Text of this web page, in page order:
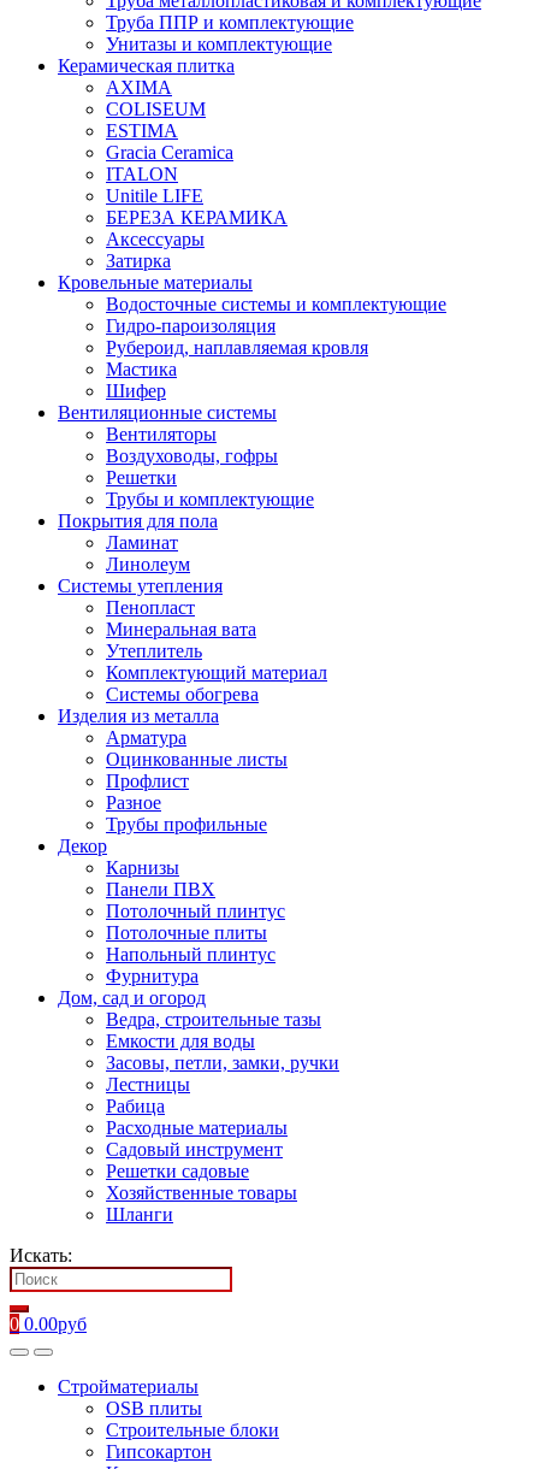
Труба ППР и комплектующие
Унитазы и комплектующие
Керамическая плитка
AXIMA
COLISEUM
ESTIMA
Gracia Ceramica
ITALON
Unitile LIFE
БЕРЕЗА КЕРАМИКА
Аксессуары
Затирка
Кровельные материалы
Водосточные системы и комплектующие
Гидро-пароизоляция
Рубероид, наплавляемая кровля
Мастика
Шифер
Вентиляционные системы
Вентиляторы
Воздуховоды, гофры
Решетки
Трубы и комплектующие
Покрытия для пола
Ламинат
Линолеум
Системы утепления
Пенопласт
Минеральная вата
Утеплитель
Комплектующий материал
Системы обогрева
Изделия из металла
Арматура
Оцинкованные листы
Профлист
Разное
Трубы профильные
Декор
Карнизы
Панели ПВХ
Потолочный плинтус
Потолочные плиты
Напольный плинтус
Фурнитура
Дом, сад и огород
Ведра, строительные тазы
Емкости для воды
Засовы, петли, замки, ручки
Лестницы
Рабица
Расходные материалы
Садовый инструмент
Решетки садовые
Хозяйственные товары
Шланги
Искать:
0 0.00руб
Стройматериалы
OSB плиты
Строительные блоки
Гипсокартон